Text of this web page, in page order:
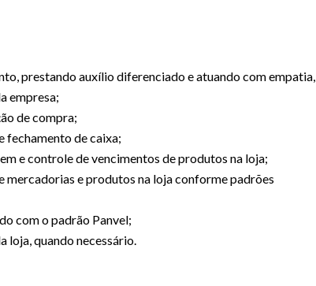
prestando auxílio diferenciado e atuando com empatia,
empresa;
de compra;
fechamento de caixa;
e controle de vencimentos de produtos na loja;
mercadorias e produtos na loja conforme padrões
com o padrão Panvel;
loja, quando necessário.